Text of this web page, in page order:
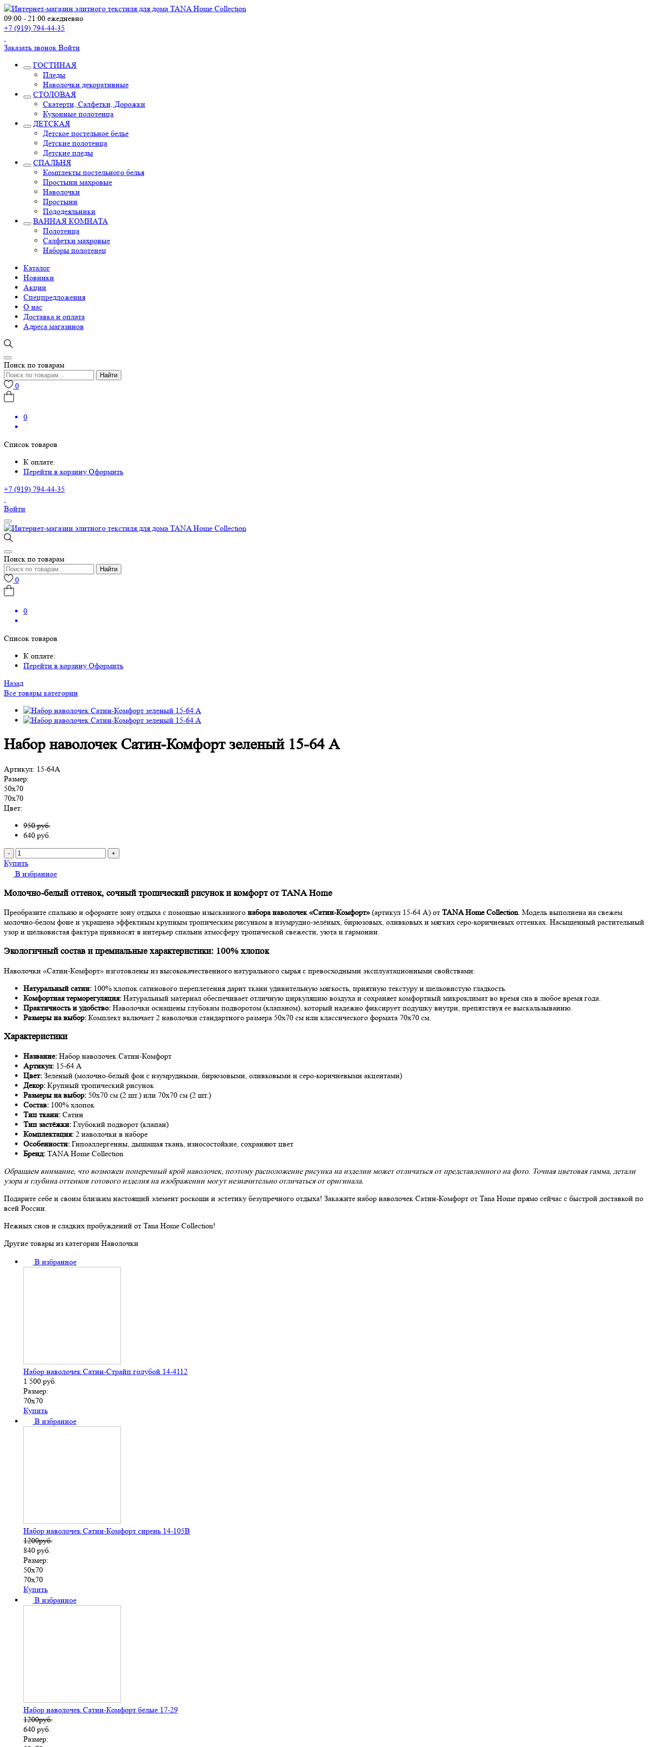
09:00 - 21:00 ежедневно
+7 (919) 794-44-35
Заказать звонок Войти
ГОСТИНАЯ
Пледы
Наволочки декоративные
СТОЛОВАЯ
Скатерти, Салфетки, Дорожки
Кухонные полотенца
ДЕТСКАЯ
Детское постельное белье
Детские полотенца
Детские пледы
СПАЛЬНЯ
Комплекты постельного белья
Простыни махровые
Наволочки
Простыни
Пододеяльники
ВАННАЯ КОМНАТА
Полотенца
Салфетки махровые
Наборы полотенец
Каталог
Новинки
Акции
Спецпредложения
О нас
Доставка и оплата
Адреса магазинов
Поиск по товарам
Найти
0
0
Список товаров
К оплате:
Перейти в корзину Оформить
+7 (919) 794-44-35
Войти
Поиск по товарам
Найти
0
0
Список товаров
К оплате:
Перейти в корзину Оформить
Назад
Все товары категории
Набор наволочек Сатин-Комфорт зеленый 15-64 А
Артикул: 15-64А
Размер:
50х70
70х70
Цвет:
950 руб.
640 руб.
- +
Купить
В избранное
Молочно-белый оттенок, сочный тропический рисунок и комфорт от TANA Home
Преобразите спальню и оформите зону отдыха с помощью изысканного набора наволочек «Сатин-Комфорт» (артикул 15-64 А) от TANA Home Collection. Модель выполнена на свежем
молочно-белом фоне и украшена эффектным крупным тропическим рисунком в изумрудно-зелёных, бирюзовых, оливковых и мягких серо-коричневых оттенках. Насыщенный растительный
узор и шелковистая фактура привносят в интерьер спальни атмосферу тропической свежести, уюта и гармонии.
Экологичный состав и премиальные характеристики: 100% хлопок
Наволочки «Сатин-Комфорт» изготовлены из высококачественного натурального сырья с превосходными эксплуатационными свойствами:
Натуральный сатин: 100% хлопок сатинового переплетения дарит ткани удивительную мягкость, приятную текстуру и шелковистую гладкость.
Комфортная терморегуляция: Натуральный материал обеспечивает отличную циркуляцию воздуха и сохраняет комфортный микроклимат во время сна в любое время года.
Практичность и удобство: Наволочки оснащены глубоким подворотом (клапаном), который надежно фиксирует подушку внутри, препятствуя ее выскальзыванию.
Размеры на выбор: Комплект включает 2 наволочки стандартного размера 50х70 см или классического формата 70х70 см.
Характеристики
Название: Набор наволочек Сатин-Комфорт
Артикул: 15-64 А
Цвет: Зеленый (молочно-белый фон с изумрудными, бирюзовыми, оливковыми и серо-коричневыми акцентами)
Декор: Крупный тропический рисунок
Размеры на выбор: 50х70 см (2 шт.) или 70х70 см (2 шт.)
Состав: 100% хлопок
Тип ткани: Сатин
Тип застёжки: Глубокий подворот (клапан)
Комплектация: 2 наволочки в наборе
Особенности: Гипоаллергенны, дышащая ткань, износостойкие, сохраняют цвет
Бренд: TANA Home Collection
Обращаем внимание, что возможен поперечный крой наволочек, поэтому расположение рисунка на изделии может отличаться от представленного на фото. Точная цветовая гамма, детали
узора и глубина оттенков готового изделия на изображении могут незначительно отличаться от оригинала.
Подарите себе и своим близким настоящий элемент роскоши и эстетику безупречного отдыха! Закажите набор наволочек Сатин-Комфорт от Tana Home прямо сейчас с быстрой доставкой по
всей России.
Нежных снов и сладких пробуждений от Tana Home Collection!
Другие товары из категории Наволочки
В избранное
Набор наволочек Сатин-Страйп голубой 14-4112
1 500 руб.
Размер:
70х70
Купить
В избранное
Набор наволочек Сатин-Комфорт сирень 14-105В
1200руб.
840 руб.
Размер:
50х70
70х70
Купить
В избранное
Набор наволочек Сатин-Комфорт белые 17-29
1200руб.
640 руб.
Размер: